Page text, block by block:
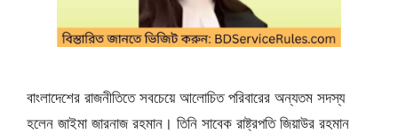
বাংলাদেশের রাজনীতিতে সবচেয়ে আলোচিত পরিবারের অন্যতম সদস্য
হলেন জাইমা জারনাজ রহমান। তিনি সাবেক রাষ্ট্রপতি জিয়াউর রহমান